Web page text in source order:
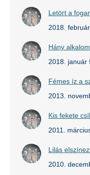
Letört a
2018.
Hány
2018. január
Fémes íz a
2013.
Kis fekete
2011.
Lilás
2010.